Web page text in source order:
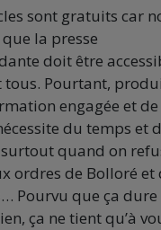
sont gratuits car
la presse
doit être
tous. Pourtant,
engagée et de
du temps et
surtout quand on
ordres de Bolloré et
Pourvu que ça dure
ça ne tient qu’à